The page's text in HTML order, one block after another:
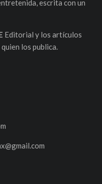
escrita con un
Editorial y los artículos
los publica.